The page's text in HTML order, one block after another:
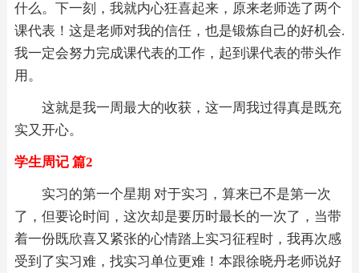
什么。下一刻，我就内心狂喜起来，原来老师选了两个
课代表！这是老师对我的信任，也是锻炼自己的好机会.
我一定会努力完成课代表的工作，起到课代表的带头作
用。
这就是我一周最大的收获，这一周我过得真是既充
实又开心。
学生周记 篇2
实习的第一个星期 对于实习，算来已不是第一次
了，但要论时间，这次却是要历时最长的一次了，当带
着一份既欣喜又紧张的心情踏上实习征程时，我再次感
受到了实习难，找实习单位更难！本跟徐晓丹老师说好